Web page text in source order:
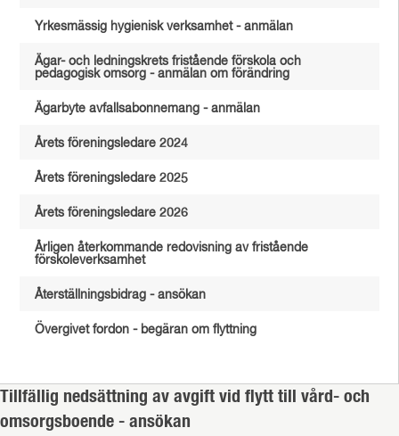
Yrkesmässig hygienisk verksamhet - anmälan
Ägar- och ledningskrets fristående förskola och
pedagogisk omsorg - anmälan om förändring
Ägarbyte avfallsabonnemang - anmälan
Årets föreningsledare 2024
Årets föreningsledare 2025
Årets föreningsledare 2026
Årligen återkommande redovisning av fristående
förskoleverksamhet
Återställningsbidrag - ansökan
Övergivet fordon - begäran om flyttning
Tillfällig nedsättning av avgift vid flytt till vård- och
omsorgsboende - ansökan